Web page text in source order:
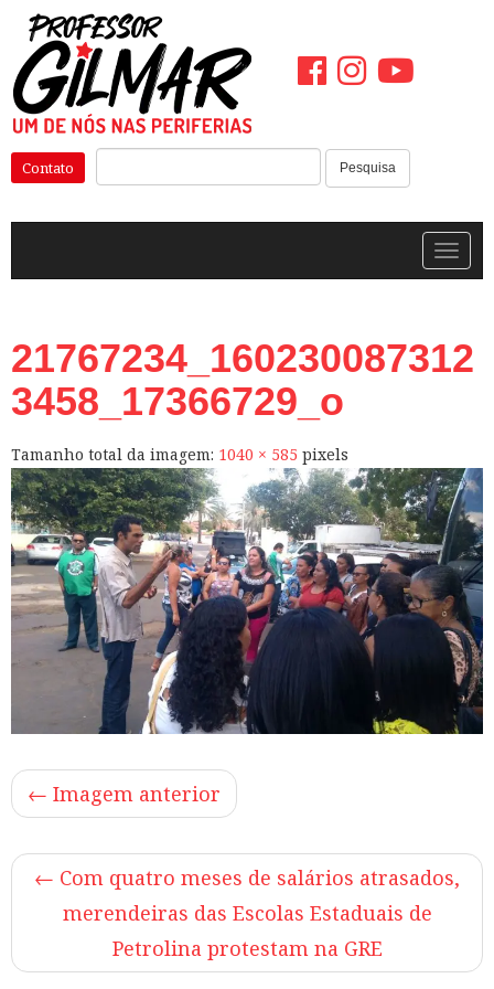
Pular
para
o
conteúdo
Pesquisa
Contato
21767234_160230087312
3458_17366729_o
Tamanho total da imagem: 1040 × 585 pixels
← Imagem anterior
← Com quatro meses de salários atrasados,
merendeiras das Escolas Estaduais de
Petrolina protestam na GRE